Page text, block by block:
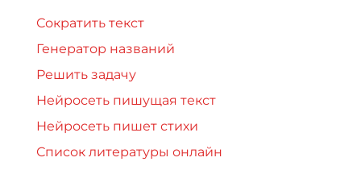
Сократить текст
Генератор названий
Решить задачу
Нейросеть пишущая текст
Нейросеть пишет стихи
Список литературы онлайн